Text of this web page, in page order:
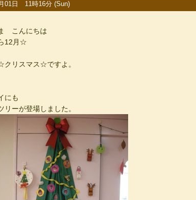
01日 11時16分 (Sun)
こんにちは
12月☆
クリスマス☆ですよ。
にも
リーが登場しました。